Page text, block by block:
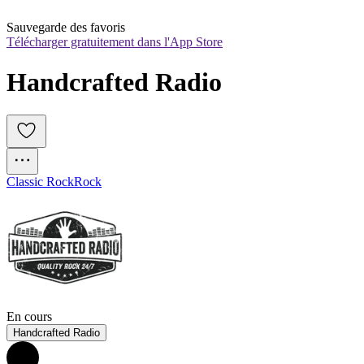
Sauvegarde des favoris
Télécharger gratuitement dans l'App Store
Handcrafted Radio
Classic RockRock
En cours
Handcrafted Radio